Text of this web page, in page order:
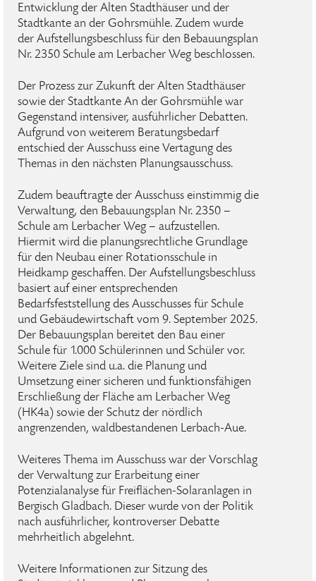
Entwicklung der Alten Stadthäuser und der
Stadtkante an der Gohrsmühle. Zudem wurde
der Aufstellungsbeschluss für den Bebauungsplan
Nr. 2350 Schule am Lerbacher Weg beschlossen.
Der Prozess zur Zukunft der Alten Stadthäuser
sowie der Stadtkante An der Gohrsmühle war
Gegenstand intensiver, ausführlicher Debatten.
Aufgrund von weiterem Beratungsbedarf
entschied der Ausschuss eine Vertagung des
Themas in den nächsten Planungsausschuss.
Zudem beauftragte der Ausschuss einstimmig die
Verwaltung, den Bebauungsplan Nr. 2350 –
Schule am Lerbacher Weg – aufzustellen.
Hiermit wird die planungsrechtliche Grundlage
für den Neubau einer Rotationsschule in
Heidkamp geschaffen. Der Aufstellungsbeschluss
basiert auf einer entsprechenden
Bedarfsfeststellung des Ausschusses für Schule
und Gebäudewirtschaft vom 9. September 2025.
Der Bebauungsplan bereitet den Bau einer
Schule für 1.000 Schülerinnen und Schüler vor.
Weitere Ziele sind u.a. die Planung und
Umsetzung einer sicheren und funktionsfähigen
Erschließung der Fläche am Lerbacher Weg
(HK4a) sowie der Schutz der nördlich
angrenzenden, waldbestandenen Lerbach-Aue.
Weiteres Thema im Ausschuss war der Vorschlag
der Verwaltung zur Erarbeitung einer
Potenzialanalyse für Freiflächen-Solaranlagen in
Bergisch Gladbach. Dieser wurde von der Politik
nach ausführlicher, kontroverser Debatte
mehrheitlich abgelehnt.
Weitere Informationen zur Sitzung des